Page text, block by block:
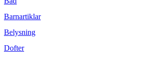
Barnartiklar
Belysning
Dofter